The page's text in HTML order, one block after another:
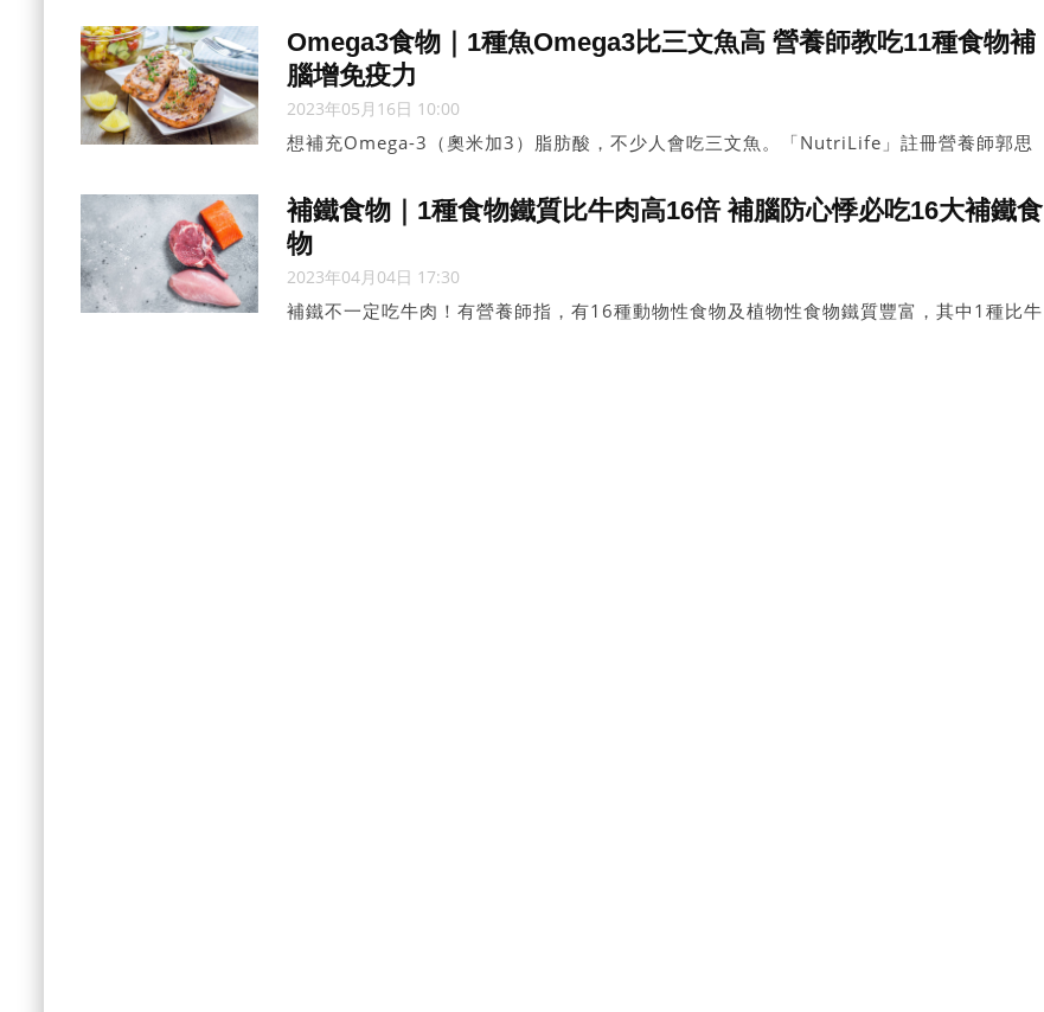
會吃大約1公斤的朱古力！為何朱古力有助延壽？關鍵在於朱古力的可可成分？
Omega3食物｜1種魚Omega3比三文魚高 營養師教吃11種食物補
腦增免疫力
2023年05月16日 10:00
想補充Omega-3（奧米加3）脂肪酸，不少人會吃三文魚。「NutriLife」註冊營養師郭思
物，除了魚類，還有多種食物適合素食者、不吃魚類或對海鮮敏感的人士。其中，有1種魚
的Omega-3含量比三文魚更高，有3種植物類食物亦屬推介之列。
補鐵食物｜1種食物鐵質比牛肉高16倍 補腦防心悸必吃16大補鐵食
物
2023年04月04日 17:30
補鐵不一定吃牛肉！有營養師指，有16種動物性食物及植物性食物鐵質豐富，其中1種比牛